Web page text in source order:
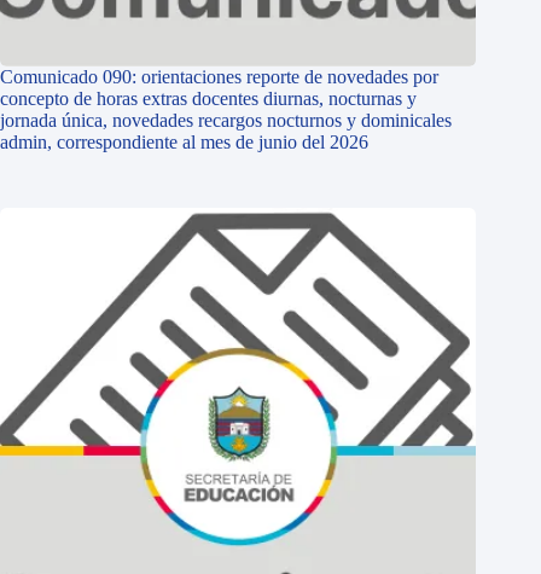
Comunicado 090: orientaciones reporte de novedades por
concepto de horas extras docentes diurnas, nocturnas y
jornada única, novedades recargos nocturnos y dominicales
admin, correspondiente al mes de junio del 2026